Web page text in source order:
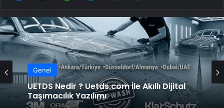
Genel
UETDS Nedir ? Uetds.com İle Akıllı Dijital
Taşımacılık Yazılımı